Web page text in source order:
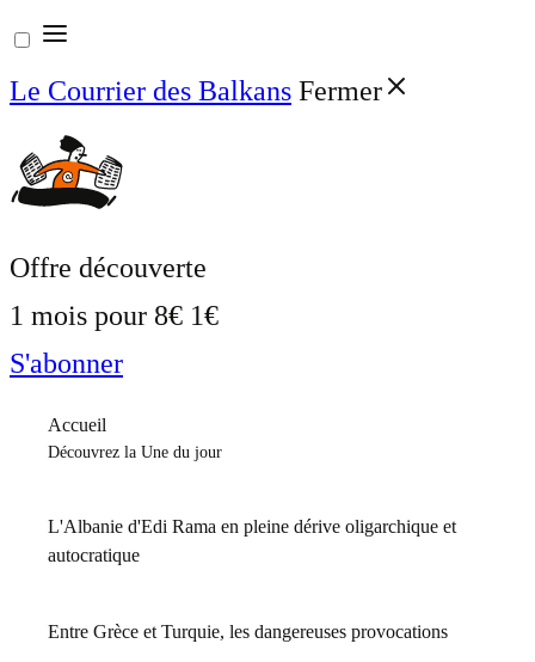
Aller
au
contenu
Le Courrier des Balkans Fermer
Offre découverte
1 mois pour 8€ 1€
S'abonner
Accueil
Découvrez la Une du jour
L'Albanie d'Edi Rama en pleine dérive oligarchique et
autocratique
Entre Grèce et Turquie, les dangereuses provocations